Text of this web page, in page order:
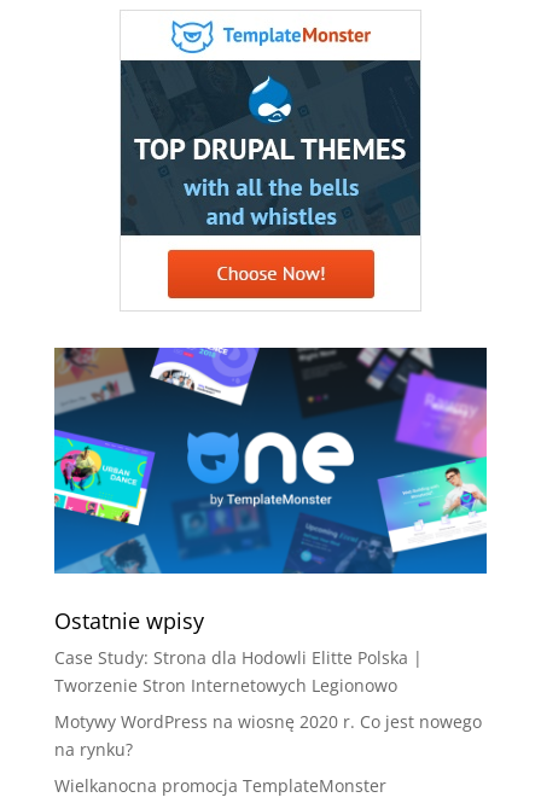
Ostatnie wpisy
Case Study: Strona dla Hodowli Elitte Polska |
Tworzenie Stron Internetowych Legionowo
Motywy WordPress na wiosnę 2020 r. Co jest nowego
na rynku?
Wielkanocna promocja TemplateMonster